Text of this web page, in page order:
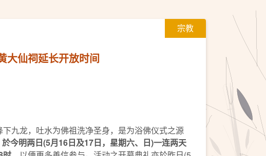
宗教
大仙祠延长开放时间
九龙，吐水为佛祖洗净圣身，是为浴佛仪式之源
今明两日(5月16日及17日，星期六、日)一连两天